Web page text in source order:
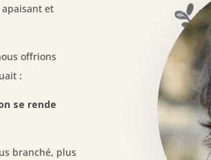
apaisant et
offrions
:
se rende
branché, plus